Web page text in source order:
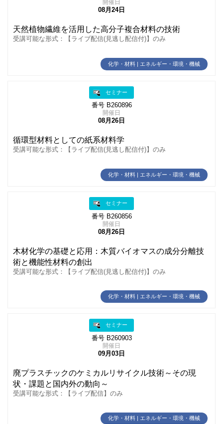
開催日
08月24日
天然植物繊維を活用した高分子複合材料の技術
受講可能な形式：【ライブ配信(見逃し配信付)】のみ
化学・材料 | エネルギー・環境・機械
セミナー
番号 B260896
開催日
08月26日
循環型材料としての紙系材料学
受講可能な形式：【ライブ配信(見逃し配信付)】のみ
化学・材料 | エネルギー・環境・機械
セミナー
番号 B260856
開催日
08月26日
木材化学の基礎と応用：木質バイオマスの成分分離技
術と機能性材料の創出
受講可能な形式：【ライブ配信(見逃し配信付)】のみ
化学・材料 | エネルギー・環境・機械
セミナー
番号 B260903
開催日
09月03日
廃プラスチックのケミカルリサイクル技術～その現
状・課題と国内外の動向～
受講可能な形式：【ライブ配信】のみ
化学・材料 | エネルギー・環境・機械